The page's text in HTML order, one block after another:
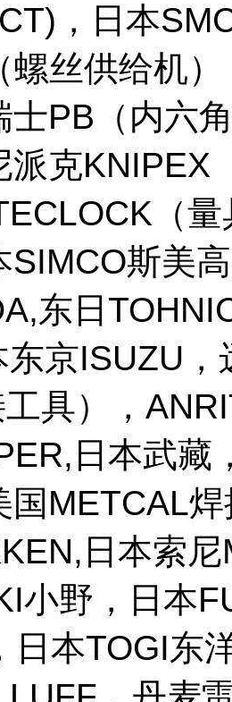
，日本
螺丝供给机
士PB（内六
派克KNIPEX
（
SIMCO斯美
东日
东京ISUZU
具），
日本武藏
国METCAL
日本索
小野，日本
日本TOGI东